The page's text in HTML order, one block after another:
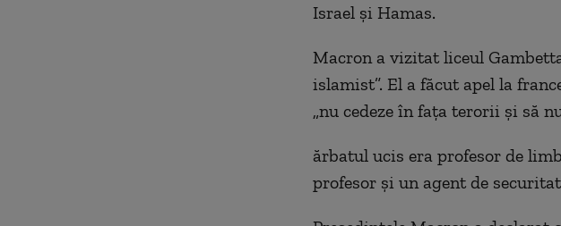
Israel și Hamas.
Macron a vizitat liceul
islamist”. El a făcut apel la
„nu cedeze în fața terorii și să
ărbatul ucis era profesor de
profesor și un agent de